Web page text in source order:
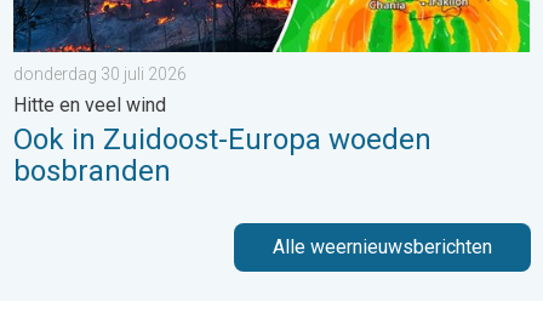
donderdag 30 juli 2026
Hitte en veel wind
Ook in Zuidoost-Europa woeden
bosbranden
Alle weernieuwsberichten